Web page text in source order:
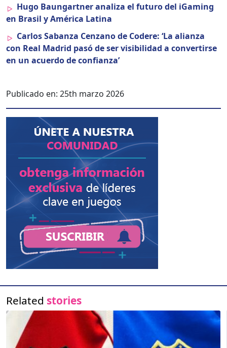
Hugo Baun­gart­ner anal­iza el futuro del iGam­ing
en Brasil y Améri­ca Lati­na
Car­los Saban­za Cen­zano de Codere: ‘La alian­za
con Real Madrid pasó de ser vis­i­bil­i­dad a con­ver­tirse
en un acuer­do de con­fi­an­za’
Publicado en: 25th marzo 2026
Related stories